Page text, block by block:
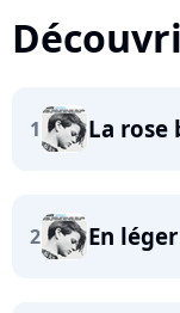
1 La rose
2 En